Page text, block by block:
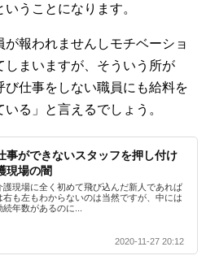
うことになります。
報われませんしモチベーショ
しまいますが、そういう所が
び仕事をしない職員にも給料を
る」と言えるでしょう。
事ができないスタッフを押し付け
現場の闇
護現場に全く初めて飛び込んだ新人であれば
右も左もわからないのは当然ですが、中には
年数があるのに...
2020-11-27 20:12